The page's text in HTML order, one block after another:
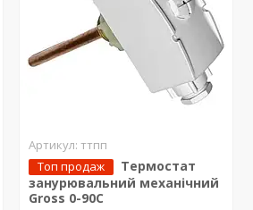
ттпп
Топ продаж
Термостат
занурювальний механічний
Gross 0-90С